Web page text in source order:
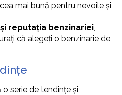
mai bună pentru nevoile și
reputația benzinariei,
că alegeți o benzinarie de
o serie de tendințe și